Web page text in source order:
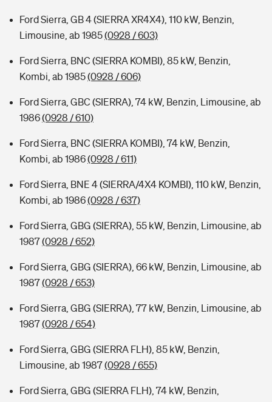
Ford Sierra, GB 4 (SIERRA XR4X4), 110 kW, Benzin,
Limousine, ab 1985(0928 / 603)
Ford Sierra, BNC (SIERRA KOMBI), 85 kW, Benzin,
Kombi, ab 1985(0928 / 606)
Ford Sierra, GBC (SIERRA), 74 kW, Benzin, Limousine, ab
1986(0928 / 610)
Ford Sierra, BNC (SIERRA KOMBI), 74 kW, Benzin,
Kombi, ab 1986(0928 / 611)
Ford Sierra, BNE 4 (SIERRA/4X4 KOMBI), 110 kW, Benzin,
Kombi, ab 1986(0928 / 637)
Ford Sierra, GBG (SIERRA), 55 kW, Benzin, Limousine, ab
1987(0928 / 652)
Ford Sierra, GBG (SIERRA), 66 kW, Benzin, Limousine, ab
1987(0928 / 653)
Ford Sierra, GBG (SIERRA), 77 kW, Benzin, Limousine, ab
1987(0928 / 654)
Ford Sierra, GBG (SIERRA FLH), 85 kW, Benzin,
Limousine, ab 1987(0928 / 655)
Ford Sierra, GBG (SIERRA FLH), 74 kW, Benzin,